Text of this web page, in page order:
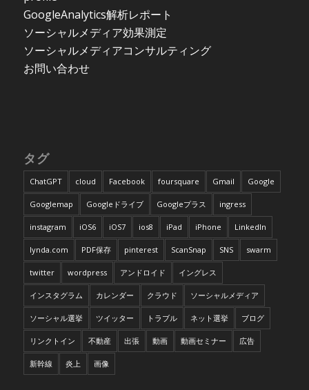
GoogleAnalytics解析レポート
ソーシャルメディア効果測定
ソーシャルメディアコンサルティング
お問い合わせ
タグ
ChatGPT cloud Facebook foursquare Gmail Google
Googlemap Googleドライブ Googleプラス ingress
instagram iOS6 iOS7 ios8 iPad iPhone LinkedIn
lynda.com PDF保存 pinterest ScanSnap SNS swarm
twitter wordpress アンドロイド イングレス
インスタグラム カレンダー クラウド ソーシャルメディア
ソーシャル選挙 ツイッター トラブル ネット選挙 ブログ
リンクトイン 不動産 出張 動画 動画セミナー 広告
新幹線 炎上 画像